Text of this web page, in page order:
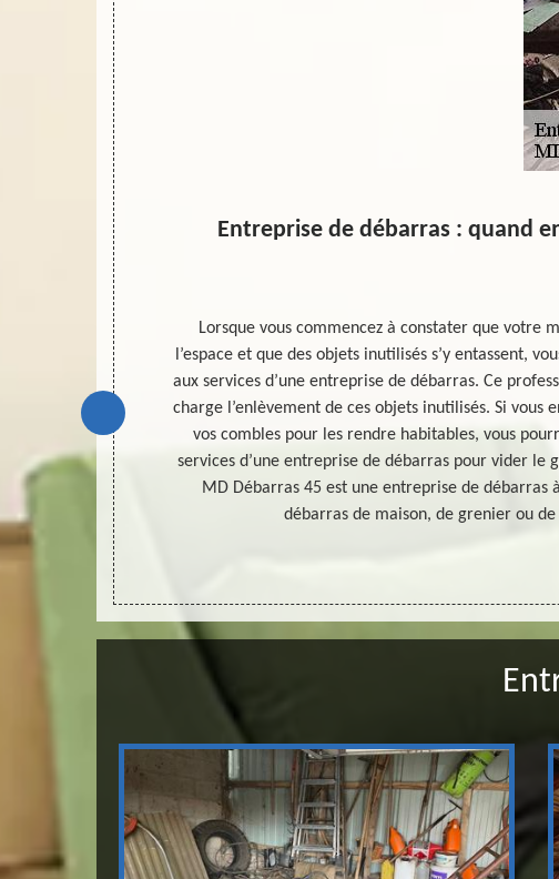
passer au
votre lieu
devrait
Entreprise de débarras : quand
Lorsque vous commencez à constater que votre
l’espace et que des objets inutilisés s’y entassent,
aux services d’une entreprise de débarras. Ce
charge l’enlèvement de ces objets inutilisés. Si vous
vos combles pour les rendre habitables, vous
services d’une entreprise de débarras pour vider le
MD Débarras 45 est une entreprise de débarras
débarras de maison, de grenier ou de